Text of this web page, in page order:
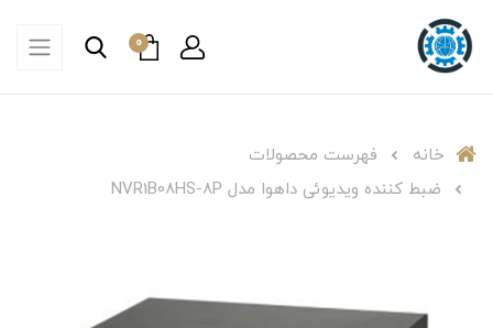
0
خانه
فهرست محصولات
ضبط کننده ویدیوئی داهوا مدل NVR1B08HS-8P